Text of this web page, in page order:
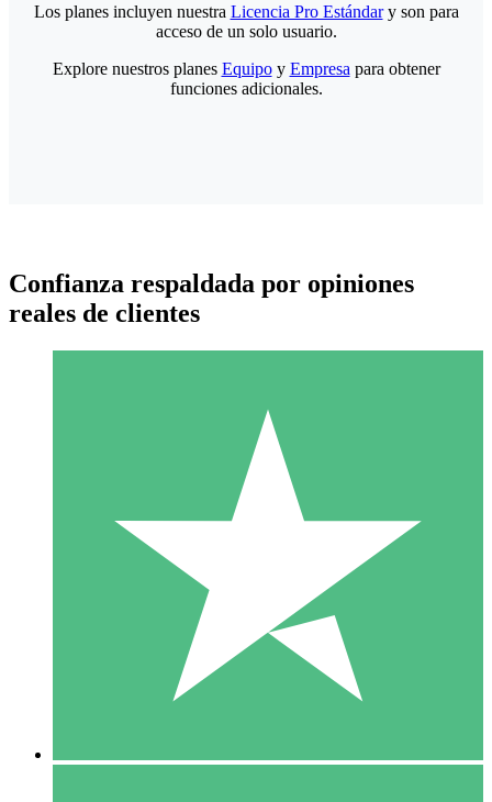
Paquetes de Créditos Individuales
Paga según el uso con créditos de descarga. Sin compromiso
10 00
Los planes incluyen nuestra Licencia Pro Estándary son para
acceso de un solo usuario.
Explore nuestros planes Equipoy Empresa para obtener
funciones adicionales.
Confianza respaldada por opiniones
reales de clientes